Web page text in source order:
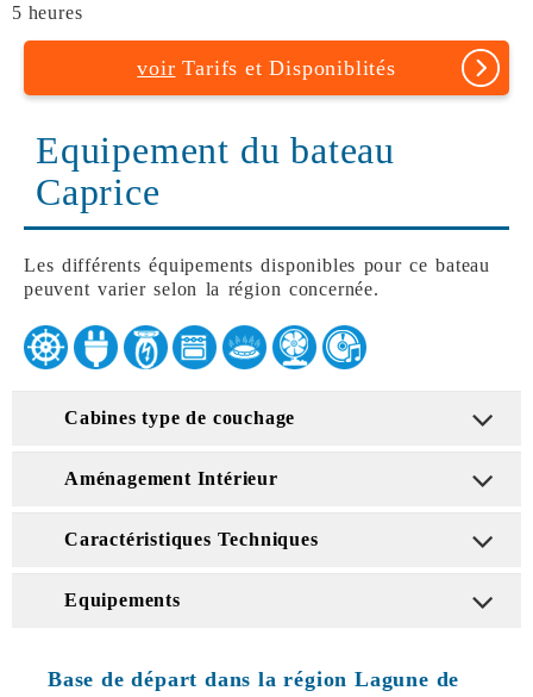
5 heures
voir Tarifs et Disponiblités
Equipement du bateau
Caprice
Les différents équipements disponibles pour ce bateau
peuvent varier selon la région concernée.
Cabines type de couchage
Aménagement Intérieur
Caractéristiques Techniques
Equipements
Base de départ dans la région Lagune de